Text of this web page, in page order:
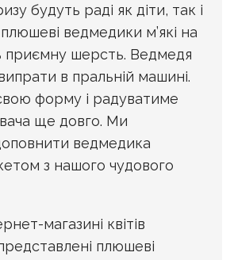
будуть раді як діти, так і
ведмедики м’які на
приємну шерсть. Ведмедя
в пральній машині.
форму і радуватиме
ще довго. Ми
ведмедика
з нашого чудового
магазині квітів
плюшеві